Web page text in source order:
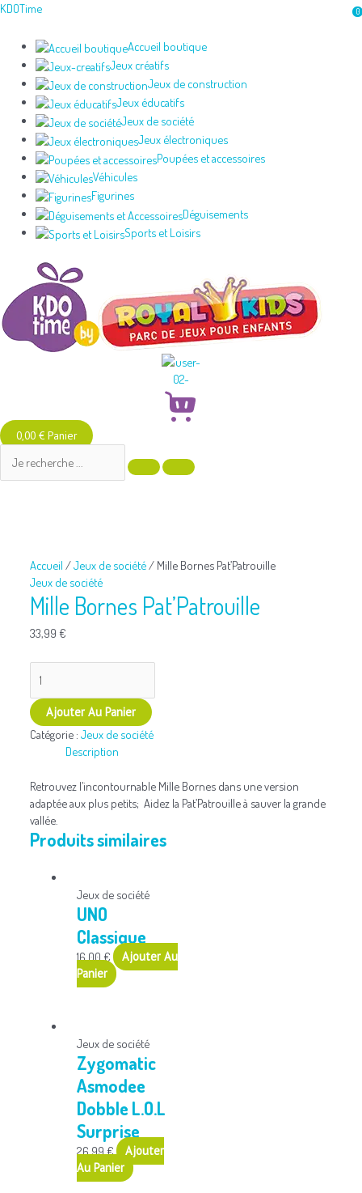
Aller
contenu
KDOTime
Accueil boutique
Jeux créatifs
Jeux de construction
Jeux éducatifs
Jeux de société
Jeux électroniques
Poupées et accessoires
Véhicules
Figurines
Déguisements
Sports et Loisirs
0
0,00 € Panier
Accueil /Jeux de société / Mille Bornes Pat’Patrouille
Jeux de société
Mille Bornes Pat’Patrouille
33,99 €
Ajouter Au Panier
Catégorie :Jeux de société
Description
Retrouvez l’incontournable Mille Bornes dans une version
adaptée aux plus petits;Aidez la Pat’Patrouille à sauver la grande
vallée.
Produits similaires
Jeux de société
UNO
Classique
16,00€
Ajouter Au
Panier
Jeux de société
Zygomatic
Asmodee
Dobble L.O.L
Surprise
26,99 €
Ajouter
Au Panier